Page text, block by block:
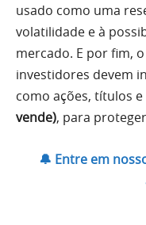
usado como uma
volatilidade e à
mercado. E por fim,
investidores devem
como ações, títulos e
vende), para
🔔 Entre em